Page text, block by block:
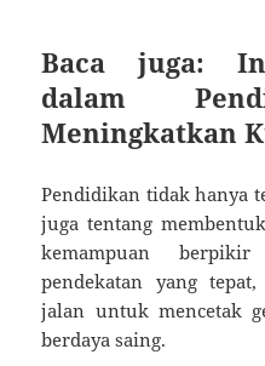
Baca juga:
dalam
Meningkatkan
Pendidikan tidak hanya
juga tentang
kemampuan
pendekatan yang
jalan untuk mencetak
berdaya saing.